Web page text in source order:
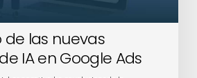
de las nuevas
IA en Google Ads